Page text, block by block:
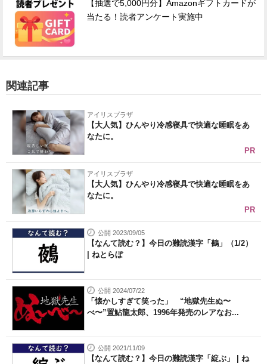
【抽選で5,000円分】Amazonギフトカードが
当たる！読者アンケート実施中
関連記事
アイリスプラザ
【大人気】ひんやり冷感寝具で快適な睡眠をあ
なたに。
PR
アイリスプラザ
【大人気】ひんやり冷感寝具で快適な睡眠をあ
なたに。
PR
公開 2023/09/05
【なんて読む？】今日の難読漢字「鵺」（1/2）
| ねとらぼ
公開 2024/07/22
「懐かしすぎて笑った」 “地獄先生ぬ〜
べ〜”置鮎龍太郎、1996年発売のレアなお...
公開 2021/11/09
【なんて読む？】今日の難読漢字「綻ぶ」 | ね